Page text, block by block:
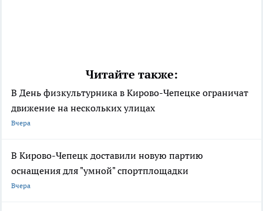
Читайте также:
В День физкультурника в Кирово-Чепецке ограничат
движение на нескольких улицах
Вчера
В Кирово-Чепецк доставили новую партию
оснащения для "умной" спортплощадки
Вчера